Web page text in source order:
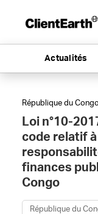
Actualités
République du
Loi n°10-
code relatif
finances
Congo
République du